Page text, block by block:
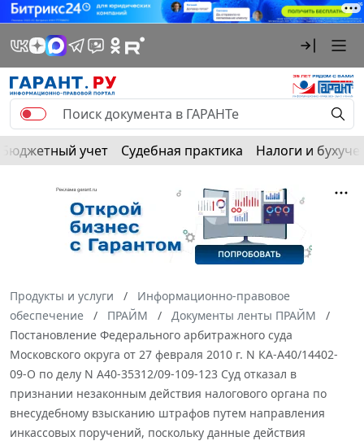
Бюджетный учет Судебная практика Налоги и
Продукты и услуги
Информационно-правовое
обеспечение
ПРАЙМ
Документы ленты ПРАЙМ
Постановление Федерального арбитражного суда
Московского округа от 27 февраля 2010 г. N КА-А40/14402-
09-О по делу N А40-35312/09-109-123 Суд отказал в
признании незаконным действия налогового органа по
внесудебному взысканию штрафов путем направления
инкассовых поручений, поскольку данные действия